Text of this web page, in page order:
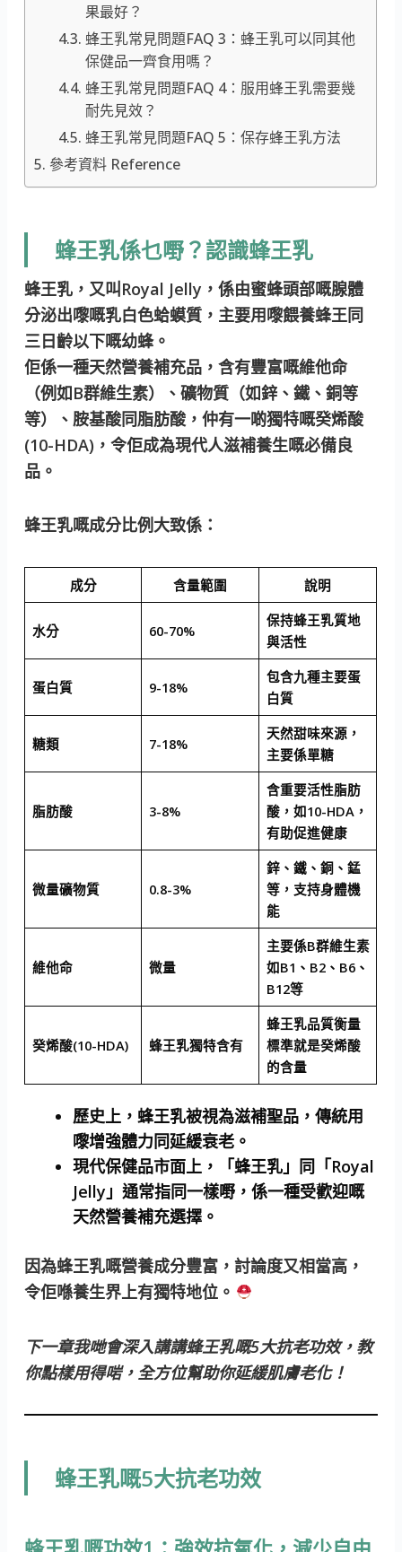
果最好？
蜂王乳常見問題FAQ 3：蜂王乳可以同其他
保健品一齊食用嗎？
蜂王乳常見問題FAQ 4：服用蜂王乳需要幾
耐先見效？
蜂王乳常見問題FAQ 5：保存蜂王乳方法
參考資料 Reference
蜂王乳係乜嘢？認識蜂王乳
蜂王乳，又叫Royal Jelly，係由蜜蜂頭部嘅腺體
分泌出嚟嘅乳白色蛤蟆質，主要用嚟餵養蜂王同
三日齡以下嘅幼蜂。
佢係一種天然營養補充品，含有豐富嘅維他命
（例如B群維生素）、礦物質（如鋅、鐵、銅等
等）、胺基酸同脂肪酸，仲有一啲獨特嘅癸烯酸
(10-HDA)，令佢成為現代人滋補養生嘅必備良
品。
蜂王乳嘅成分比例大致係：
成分 含量範圍 說明
水分 60-70%
保持蜂王乳質地
與活性
蛋白質 9-18%
包含九種主要蛋
白質
糖類 7-18%
天然甜味來源，
主要係單糖
脂肪酸 3-8%
含重要活性脂肪
酸，如10-HDA，
有助促進健康
微量礦物質 0.8-3%
鋅、鐵、銅、錳
等，支持身體機
能
維他命 微量
主要係B群維生素
如B1、B2、B6、
B12等
癸烯酸(10-HDA) 蜂王乳獨特含有
蜂王乳品質衡量
標準就是癸烯酸
的含量
歷史上，蜂王乳被視為滋補聖品，傳統用
嚟增強體力同延緩衰老。
現代保健品市面上，「蜂王乳」同「Royal
Jelly」通常指同一樣嘢，係一種受歡迎嘅
天然營養補充選擇。
因為蜂王乳嘅營養成分豐富，討論度又相當高，
令佢喺養生界上有獨特地位。
下一章我哋會深入講講蜂王乳嘅5大抗老功效，教
你點樣用得啱，全方位幫助你延緩肌膚老化！
蜂王乳嘅5大抗老功效